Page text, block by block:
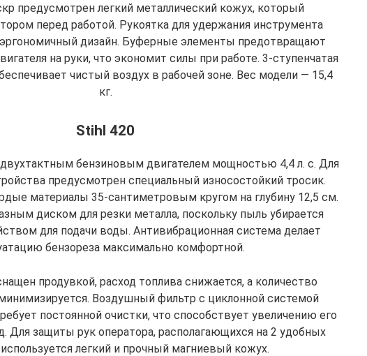
предусмотрен легкий металлический кожух, который
перед работой. Рукоятка для удержания инструмента
дизайн. Буферные элементы предотвращают
на руки, что экономит силы при работе. 3-ступенчатая
чистый воздух в рабочей зоне. Вес модели — 15,4
кг.
Stihl 420
двухтактным бензиновым двигателем мощностью 4,4 л. с. Для
предусмотрен специальный износостойкий тросик.
материалы 35-сантиметровым кругом на глубину 12,5 см.
диском для резки металла, поскольку пыль убирается
для подачи воды. Антивибрационная система делает
бензореза максимально комфортной.
продувкой, расход топлива снижается, а количество
Воздушный фильтр с циклонной системой
постоянной очистки, что способствует увеличению его
Для защиты рук оператора, располагающихся на 2 удобных
используется легкий и прочный магниевый кожух.